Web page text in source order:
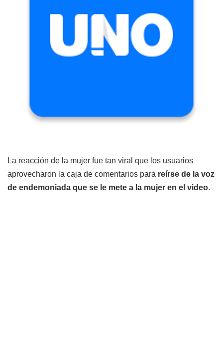
La reacción de la mujer fue tan viral que los usuarios
aprovecharon la caja de comentarios para reírse de la voz
de endemoniada que se le mete a la mujer en el video.